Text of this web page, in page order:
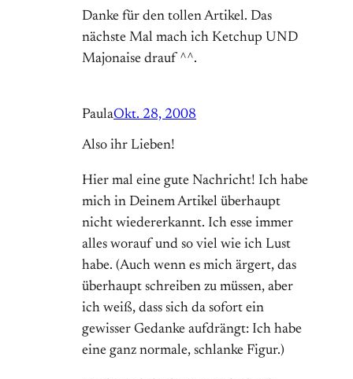
Danke für den tollen Artikel. Das
nächste Mal mach ich Ketchup UND
Majonaise drauf ^^.
PaulaOkt. 28, 2008
Also ihr Lieben!
Hier mal eine gute Nachricht! Ich habe
mich in Deinem Artikel überhaupt
nicht wiedererkannt. Ich esse immer
alles worauf und so viel wie ich Lust
habe. (Auch wenn es mich ärgert, das
überhaupt schreiben zu müssen, aber
ich weiß, dass sich da sofort ein
gewisser Gedanke aufdrängt: Ich habe
eine ganz normale, schlanke Figur.)